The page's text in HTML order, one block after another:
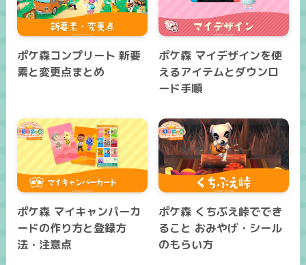
ポケ森コンプリート 新要
素と変更点まとめ
ポケ森 マイデザインを使
えるアイテムとダウンロ
ード手順
ポケ森 マイキャンパーカ
ードの作り方と登録方
法・注意点
ポケ森 くちぶえ峠ででき
ること おみやげ・シール
のもらい方